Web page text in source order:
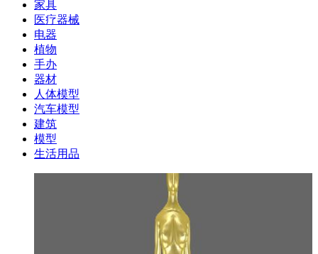
家具
医疗器械
电器
植物
手办
器材
人体模型
汽车模型
建筑
模型
生活用品